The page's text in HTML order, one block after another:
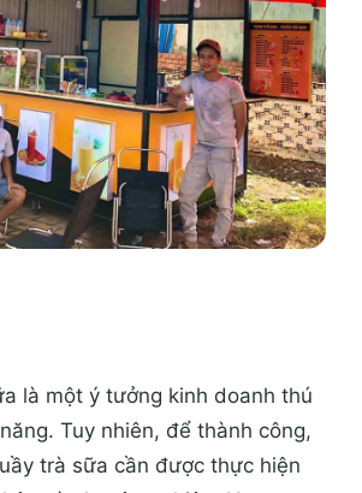
là một ý tưởng kinh doanh thú
Tuy nhiên, để thành công,
trà sữa cần được thực hiện